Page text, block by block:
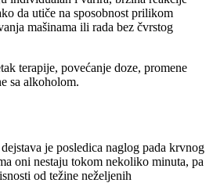
da utiče na sposobnost prilikom
mašinama ili rada bez čvrstog
terapije, povećanje doze, promene
sa alkoholom.
je posledica naglog pada krvnog
oni nestaju tokom nekoliko minuta, pa
od težine neželjenih